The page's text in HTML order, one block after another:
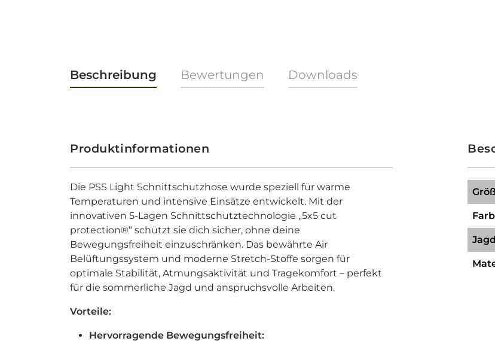
Beschreibung Bewertungen Downloads
Produktinformationen
Die PSS Light Schnittschutzhose wurde speziell für warme
Temperaturen und intensive Einsätze entwickelt. Mit der
innovativen 5-Lagen Schnittschutztechnologie „5x5 cut
protection®“ schützt sie dich sicher, ohne deine
Bewegungsfreiheit einzuschränken. Das bewährte Air
Belüftungssystem und moderne Stretch-Stoffe sorgen für
optimale Stabilität, Atmungsaktivität und Tragekomfort – perfekt
für die sommerliche Jagd und anspruchsvolle Arbeiten.
Vorteile:
Hervorragende Bewegungsfreiheit: